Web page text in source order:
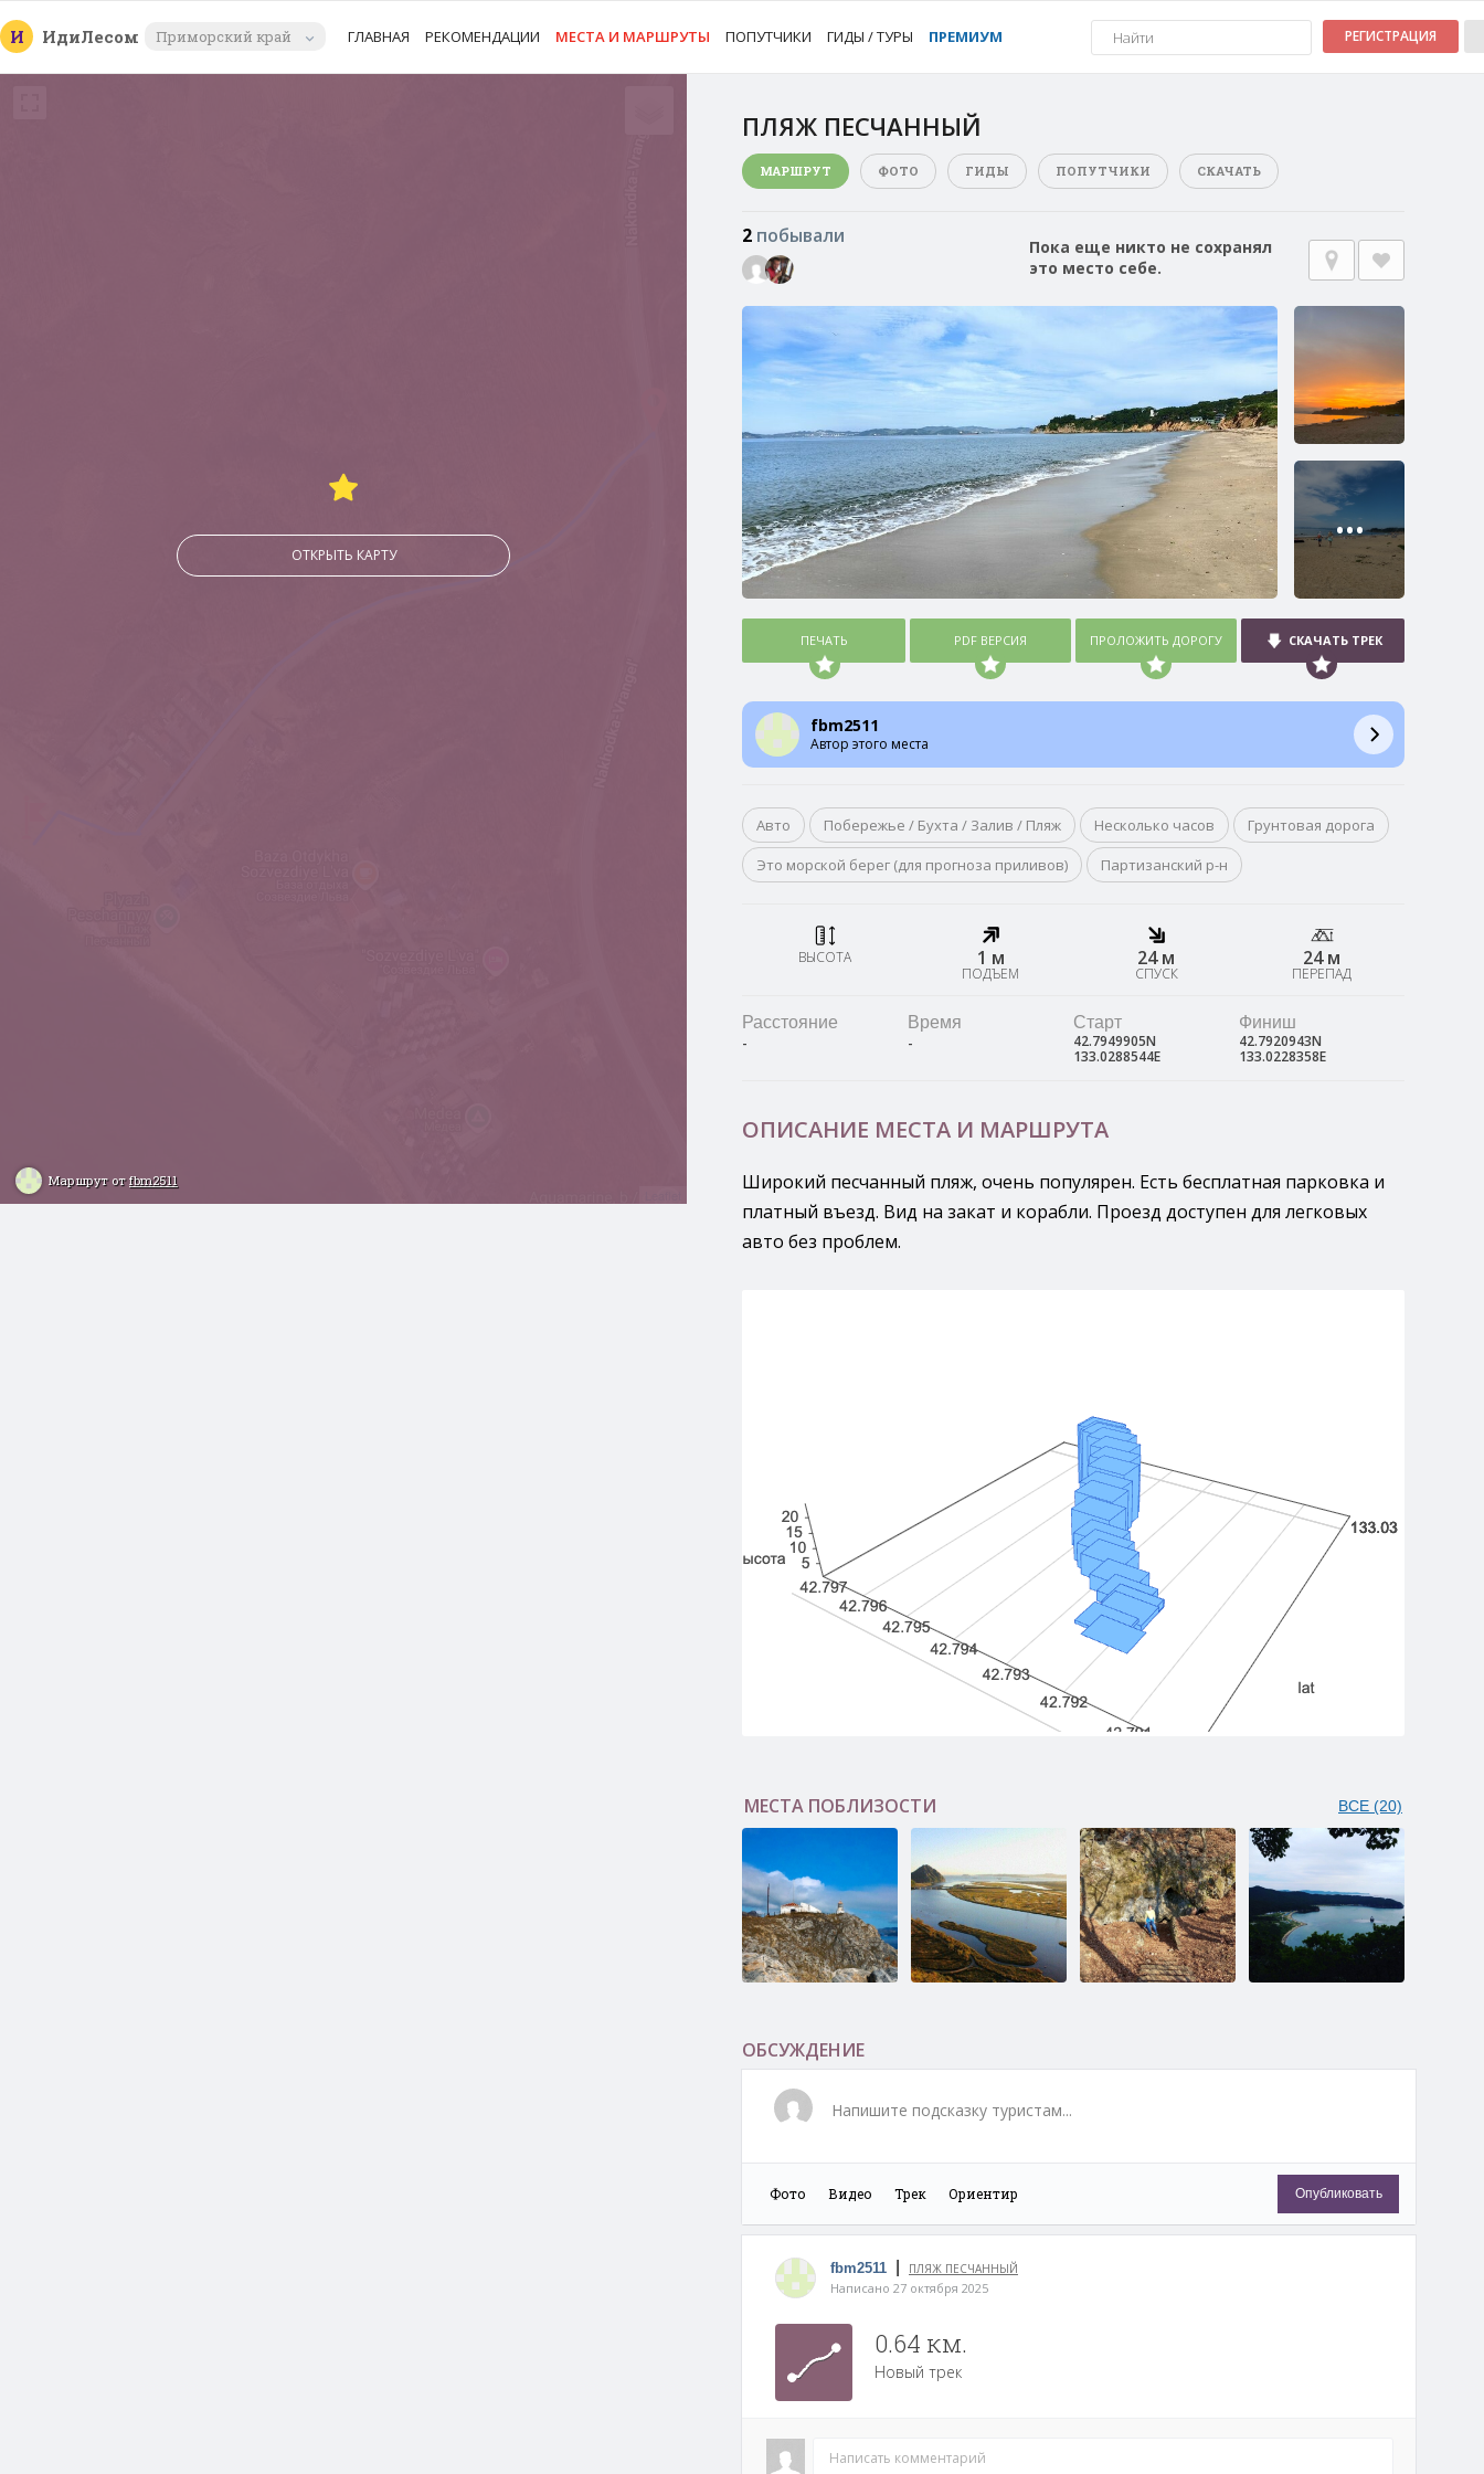
И ИдиЛесом Приморский край ГЛАВНАЯ РЕКОМЕНДАЦИИ МЕСТА И МАРШРУТЫ ПОПУТЧИКИ ГИДЫ / ТУРЫ ПРЕМИУМ РЕГИСТРАЦИЯ
ОТКРЫТЬ КАРТУ
Маршрут отfbm2511
ПЛЯЖ ПЕСЧАННЫЙ
МАРШРУТ ФОТО ГИДЫ ПОПУТЧИКИ СКАЧАТЬ
2 побывали
Пока еще никто не сохранял
это место себе.
•••
ПЕЧАТЬ PDF ВЕРСИЯ ПРОЛОЖИТЬ ДОРОГУ СКАЧАТЬ ТРЕК
fbm2511
Автор этого места
Авто Побережье / Бухта / Залив / Пляж Несколько часов
Грунтовая дорога
Это морской берег (для прогноза приливов)
Партизанский р-н
ВЫСОТА 1 м
ПОДЪЕМ
24 м
СПУСК
24 м
ПЕРЕПАД
Расстояние
-
Время
-
Старт
42.7949905N
133.0288544E
Финиш
42.7920943N
133.0228358E
ОПИСАНИЕ МЕСТА И МАРШРУТА
Широкий песчанный пляж, очень популярен. Есть бесплатная парковка и
платный въезд. Вид на закат и корабли. Проезд доступен для легковых
авто без проблем.
МЕСТА ПОБЛИЗОСТИ ВСЕ (20)
Пещера Близнец
Пещера Мечта
Пещера Сквозная
Маяк на мысе
Пещера
Екатериновский
ОБСУЖДЕНИЕ
Напишите подсказку туристам...
Фото Видео Трек Ориентир Опубликовать
fbm2511 ПЛЯЖ ПЕСЧАННЫЙ
Написано 27 октября 2025
0.64 км.
Новый трек
Написать комментарий